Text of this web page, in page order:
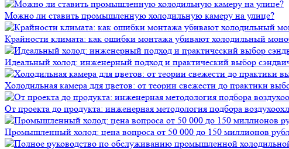
Можно ли ставить промышленную холодильную камеру на улице?
Крайности климата: как ошибки монтажа убивают холодильный
Идеальный холод: инженерный подход и практический выбор
Холодильная камера для цветов: от теории свежести до практики
От проекта до продукта: инженерная методология подбора
Промышленный холод: цена вопроса от 50 000 до 150 миллионов